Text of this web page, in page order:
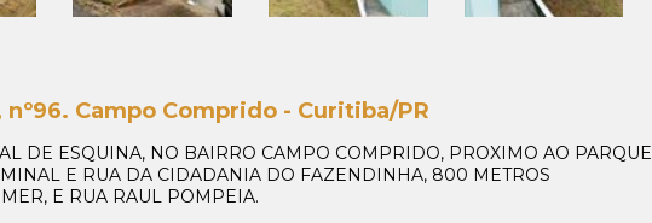
nº96. Campo Comprido - Curitiba/PR
DE ESQUINA, NO BAIRRO CAMPO COMPRIDO, PROXIMO AO PARQUE
E RUA DA CIDADANIA DO FAZENDINHA, 800 METROS
E RUA RAUL POMPEIA.